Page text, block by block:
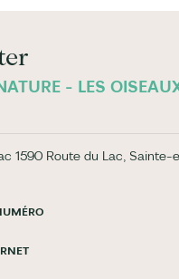
- LES
1590 Route du Lac,